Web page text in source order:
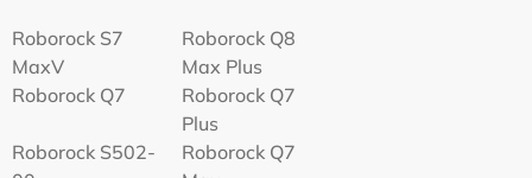
Roborock S7
MaxV
Roborock Q8
Max Plus
Roborock Q7
Roborock Q7
Plus
Roborock S502-
Roborock Q7